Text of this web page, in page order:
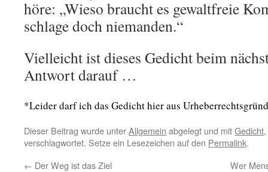
höre: „Wieso braucht es gewaltfreie
schlage doch niemanden.“
Vielleicht ist dieses Gedicht beim
Antwort darauf …
*Leider darf ich das Gedicht hier aus
Dieser Beitrag wurde unterAllgemein abgelegt und mitGedicht,
verschlagwortet. Setze ein Lesezeichen auf den Permalink.
← Der Weg ist das Ziel Wer